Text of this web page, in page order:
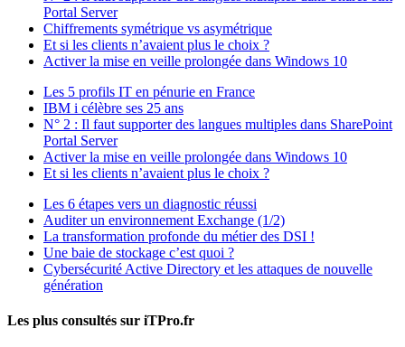
Portal Server
Chiffrements symétrique vs asymétrique
Et si les clients n’avaient plus le choix ?
Activer la mise en veille prolongée dans Windows 10
Les 5 profils IT en pénurie en France
IBM i célèbre ses 25 ans
N° 2 : Il faut supporter des langues multiples dans SharePoint
Portal Server
Activer la mise en veille prolongée dans Windows 10
Et si les clients n’avaient plus le choix ?
Les 6 étapes vers un diagnostic réussi
Auditer un environnement Exchange (1/2)
La transformation profonde du métier des DSI !
Une baie de stockage c’est quoi ?
Cybersécurité Active Directory et les attaques de nouvelle
génération
Les plus consultés sur iTPro.fr